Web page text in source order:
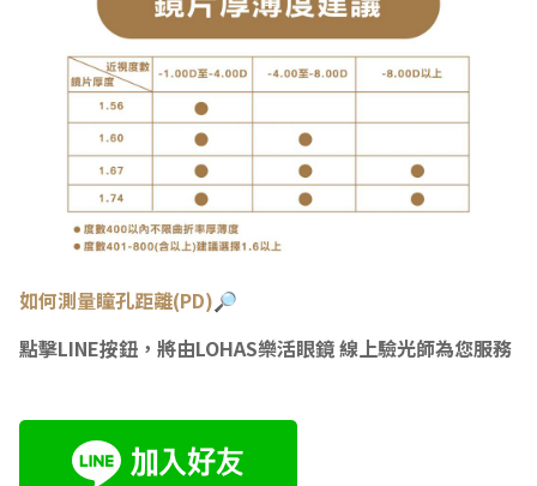
如何測量瞳孔距離(PD)🔎
點擊LINE按鈕，將由LOHAS樂活眼鏡 線上驗光師為您服務